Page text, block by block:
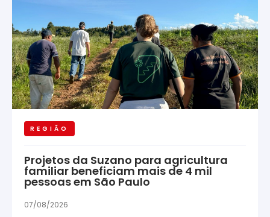
REGIÃO
Projetos da Suzano para agricultura
familiar beneficiam mais de 4 mil
pessoas em São Paulo
07/08/2026